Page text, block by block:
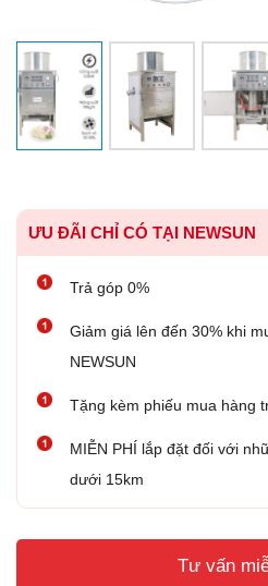
ƯU ĐÃI CHỈ CÓ TẠI NEWSUN
Trả góp 0%
Giảm giá lên đến 30% khi
NEWSUN
Tặng kèm phiếu mua hàng
MIỄN PHÍ lắp đặt đối với
dưới 15km
Tư vấn